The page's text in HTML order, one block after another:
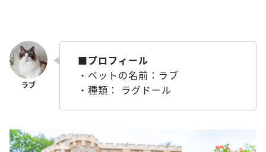
■プロフィール
・ペットの名前：ラブ
・種類： ラグドール